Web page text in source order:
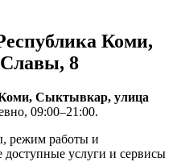
Коми,
8
Сыктывкар, улица
09:00–21:00.
режим работы и
доступные услуги и сервисы